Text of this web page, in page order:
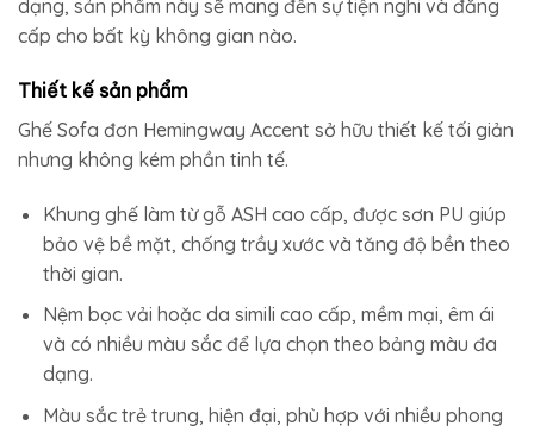
dạng, sản phẩm này sẽ mang đến sự tiện nghi và đẳng
cấp cho bất kỳ không gian nào.
Thiết kế sản phẩm
Ghế Sofa đơn Hemingway Accent sở hữu thiết kế tối giản
nhưng không kém phần tinh tế.
Khung ghế làm từ gỗ ASH cao cấp, được sơn PU giúp
bảo vệ bề mặt, chống trầy xước và tăng độ bền theo
thời gian.
Nệm bọc vải hoặc da simili cao cấp, mềm mại, êm ái
và có nhiều màu sắc để lựa chọn theo bảng màu đa
dạng.
Màu sắc trẻ trung, hiện đại, phù hợp với nhiều phong